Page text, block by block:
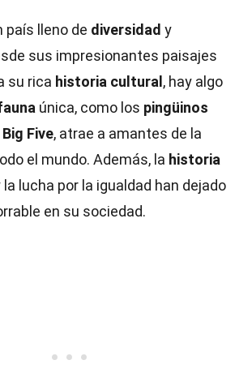
país lleno de diversidad y
sus impresionantes paisajes
su rica historia cultural , hay algo
única, como los pingüinos
Big Five, atrae a amantes de la
el mundo. Además, la historia
la lucha por la igualdad han dejado
en su sociedad.